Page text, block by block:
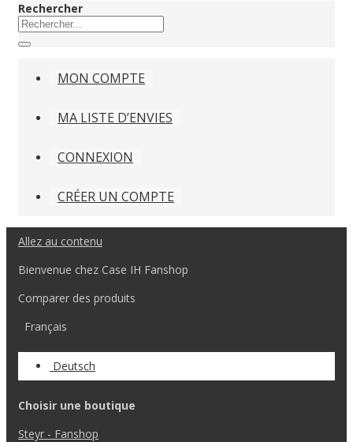
Rechercher
MON COMPTE
MA LISTE D’ENVIES
CONNEXION
CRÉER UN COMPTE
Allez au contenu
Bienvenue chez Case IH Fanshop
Comparer des produits
Français
Deutsch
Choisir une boutique
Steyr - Fanshop